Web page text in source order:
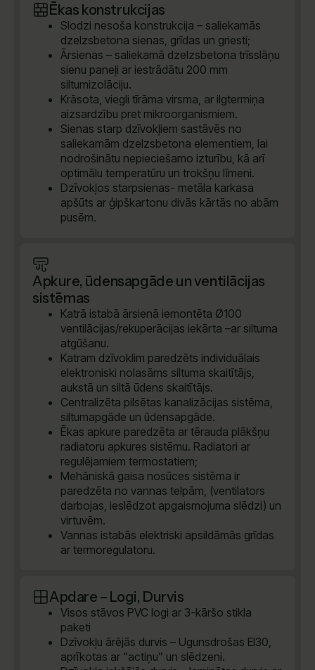
Ēkas konstrukcijas
Slodzi nesoša konstrukcija – saliekamās
dzelzsbetona sienas, grīdas un griesti;
Ārsienas – saliekamā dzelzsbetona trīsslāņu
sienu paneļi ar iestrādātu 200 mm
siltumizolāciju.
Krāsota, viegli tīrāma virsma, ar ilgtermiņa
aizsardzību pret mikroorganismiem.
Sienas starp dzīvokļiem sastāvēs no
saliekamām dzelzsbetona elementiem, lai
nodrošinātu nepieciešamo izturību, kā arī
optimālu temperatūru un trokšņu līmeni.
Dzīvokļos starpsienas- metāla karkasa
apšūts ar ģipškartonu divās kārtās no abām
pusēm.
Apkure, ūdensapgāde un ventilācijas
sistēmas
Katrā istabā ārsienā iemontēta Ø100
ventilācijas/rekuperācijas iekārta –ar siltuma
atgūšanu.
Katram dzīvoklim paredzēts individuālais
elektroniski nolasāms siltuma skaitītājs,
aukstā un siltā ūdens skaitītājs.
Centralizēta pilsētas kanalizācijas sistēma,
siltumapgāde un ūdensapgāde.
Ēkas apkure paredzēta ar tērauda plākšņu
radiatoru apkures sistēmu. Radiatori ar
regulējamiem termostatiem;
Mehāniskā gaisa nosūces sistēma ir
paredzēta no vannas telpām, (ventilators
darbojas, ieslēdzot apgaismojuma slēdzi) un
virtuvēm.
Vannas istabās elektriski apsildāmās grīdas
ar termoregulatoru.
Apdare – Logi, Durvis
Visos stāvos PVC logi ar 3-kāršo stikla
paketi
Dzīvokļu ārējās durvis – Ugunsdrošas EI30,
aprīkotas ar “actiņu” un slēdzeni.